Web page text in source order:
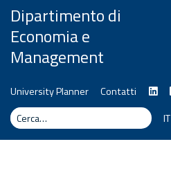
Vai al contenuto
Dipartimento di
Economia e
Management
University Planner
Contatti
Cerca
CercaIT